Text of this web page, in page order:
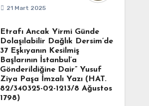
21 Mart 2025
Etrafı Ancak Yirmi Günde
Dolaşılabilir Dağlık Dersim’de
37 Eşkıyanın Kesilmiş
Başlarının İstanbul’a
Gönderildiğine Dair” Yusuf
Ziya Paşa İmzalı Yazı (HAT.
82/340325-02-1213/8 Ağustos
1798)